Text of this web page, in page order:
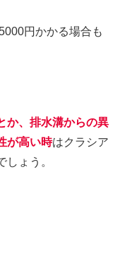
円かかる場合も
か、排水溝からの異
が高い時はクラシア
ょう。